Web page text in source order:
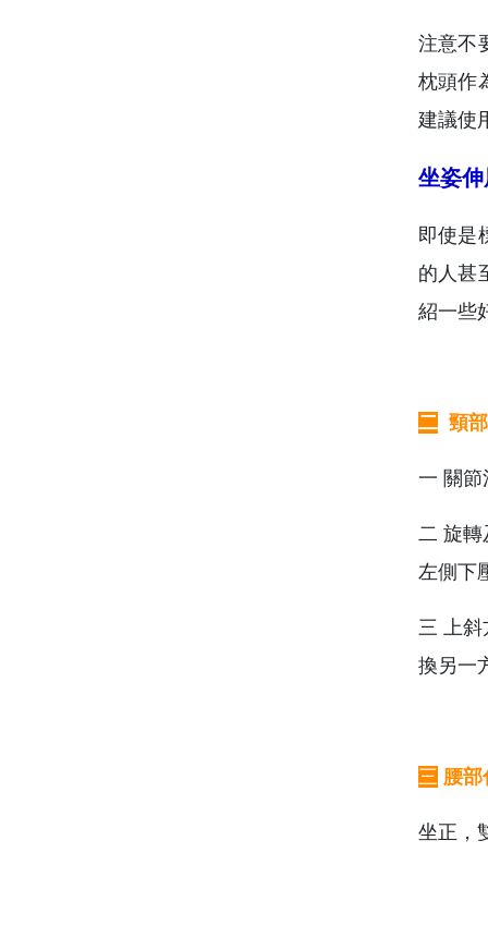
注意不
枕頭作
建議使
坐姿
即使是
的人甚
紹一些
二 頸
一 關節
二 旋轉
左側下
三 上斜
換另一
三 腰部
坐正，